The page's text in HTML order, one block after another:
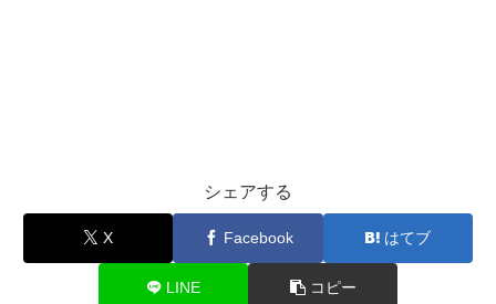
シェアする
X Facebook はてブ
LINE コピー